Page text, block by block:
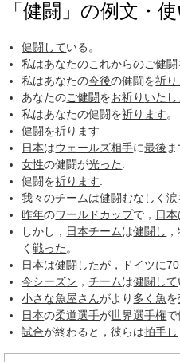
「健闘」の例文・
健闘している。
私はあなたのこれからのご健闘
私はあなたの今後の健闘を祈り
あなたのご健闘をお祈り いたし
私はあなたの健闘を祈ります。
健闘を祈ります
日本はウェールズ相手に最後
女性の健闘が光った
健闘を祈ります
我々のチームは健闘むなしく涙
昨年のワールドカップで， 日本
しかし， 日本チームは健闘し
く戦った 。
日本は健闘したが， ドイツに70
今シーズン ，チームは健闘して
小さな魚屋さんがより 多く魚を
日本の柔道選手が世界選手権で
試合が終わると，彼らは拍手し